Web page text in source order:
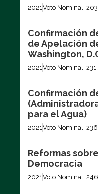
2021Voto Nominal: 203
Confirmación
de Apelación
Washington,
2021Voto Nominal: 231
Confirmación
para el Agua)
2021Voto Nominal: 236
Reformas
Democracia
2021Voto Nominal: 246